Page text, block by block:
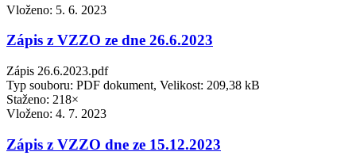
Vloženo: 5. 6. 2023
Zápis z VZZO ze dne 26.6.2023
Zápis 26.6.2023.pdf
Typ souboru: PDF dokument, Velikost: 209,38 kB
Staženo: 218×
Vloženo: 4. 7. 2023
Zápis z VZZO dne ze 15.12.2023